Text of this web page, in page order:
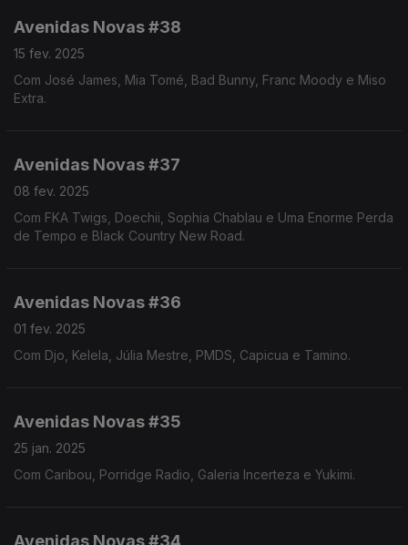
Avenidas Novas #38
15 fev. 2025
Com José James, Mia Tomé, Bad Bunny, Franc Moody e Miso
Extra.
Avenidas Novas #37
08 fev. 2025
Com FKA Twigs, Doechii, Sophia Chablau e Uma Enorme Perda
de Tempo e Black Country New Road.
Avenidas Novas #36
01 fev. 2025
Com Djo, Kelela, Júlia Mestre, PMDS, Capicua e Tamino.
Avenidas Novas #35
25 jan. 2025
Com Caribou, Porridge Radio, Galeria Incerteza e Yukimi.
Avenidas Novas #34